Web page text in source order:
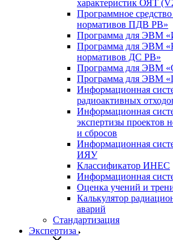
характеристик ОЯТ
Программное
нормативов ПДВ РВ»
Программа для ЭВМ
Программа для ЭВМ
нормативов ДС РВ»
Программа для ЭВМ
Программа для ЭВМ
Информационная
радиоактивных
Информационная
экспертизы проектов
и сбросов
Информационная
ИЯУ
Классификатор ИНЕС
Информационная
Оценка учений и
Калькулятор
аварий
Стандартизация
Экспертиза